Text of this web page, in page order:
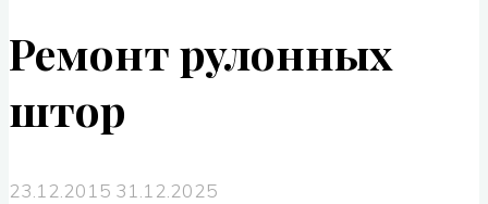
Ремонт рулонных
штор
23.12.2015 31.12.2025